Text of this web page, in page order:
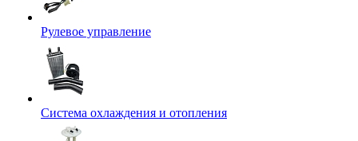
Рулевое управление
Система охлаждения и отопления